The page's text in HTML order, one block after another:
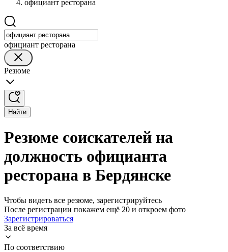
официант ресторана
официант ресторана
Резюме
Найти
Резюме соискателей на
должность официанта
ресторана в Бердянске
Чтобы видеть все резюме, зарегистрируйтесь
После регистрации покажем ещё 20 и откроем фото
Зарегистрироваться
За всё время
По соответствию